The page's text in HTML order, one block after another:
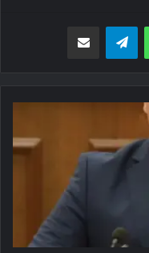
واتس اپ تلگرام